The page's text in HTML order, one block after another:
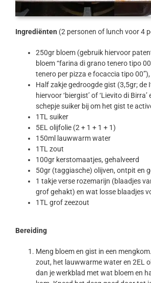
Ingrediënten (2 personen of lunch voor 4
250gr bloem (gebruik hiervoor
bloem “farina di grano tenero tipo
tenero per pizza e focaccia tipo
Half zakje gedroogde gist (3,5gr; de
hiervoor ‘biergist’ of ‘Lievito di
schepje suiker bij om het gist te
1TL suiker
5EL olijfolie (2 + 1 + 1 + 1)
150ml lauwwarm water
1TL zout
100gr kerstomaatjes, gehalveerd
50gr (taggiasche) olijven, ontpit en
1 takje verse rozemarijn (blaadjes
grof gehakt) en wat losse blaadjes
1TL grof zeezout
Bereiding
Meng bloem en gist in een
zout, het lauwwarme water en 2EL
dan je werkblad met wat bloem en